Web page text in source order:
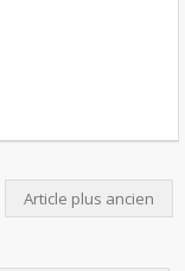
Article plus ancien